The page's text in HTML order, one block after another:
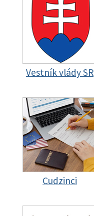
Vestník vlády SR
Cudzinci